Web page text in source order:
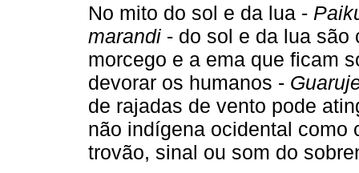
No mito do sol e da lua -
marandi - do sol e da lua são
morcego e a ema que ficam
devorar os humanos -
de rajadas de vento pode
não indígena ocidental
trovão, sinal ou som do